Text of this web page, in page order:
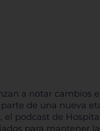
a notar
de una nueva
podcast de
para mantener